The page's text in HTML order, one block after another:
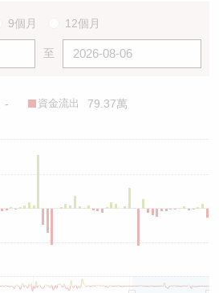
9個月 12個月
至
- 資金流出 79.37萬